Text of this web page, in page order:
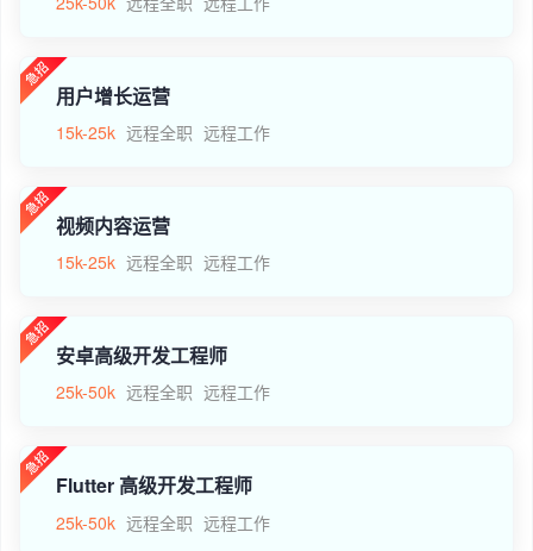
用户增长运营
15k-25k 远程全职 远程工作
视频内容运营
15k-25k 远程全职 远程工作
安卓高级开发工程师
25k-50k 远程全职 远程工作
Flutter 高级开发工程师
25k-50k 远程全职 远程工作